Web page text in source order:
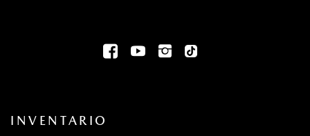
INVENTARIO